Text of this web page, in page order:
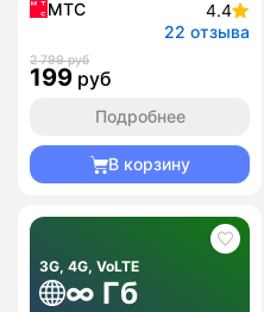
МТС
4.4
22 отзыва
2 799 руб
199 руб
Подробнее
В корзину
3G, 4G, VoLTE
∞ Гб